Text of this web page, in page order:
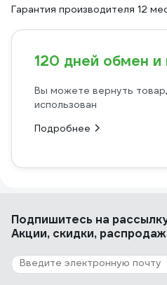
Гарантия производителя 12
120 дней обмен и
Вы можете вернуть
использован
Подробнее
Подпишитесь на
Акции, скидки,